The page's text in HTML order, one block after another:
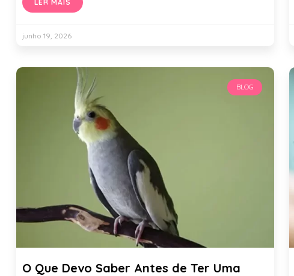
LER MAIS
junho 19, 2026
BLOG
O Que Devo Saber Antes de Ter Uma